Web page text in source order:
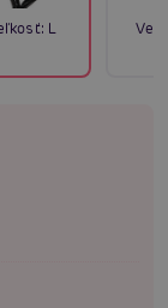
L